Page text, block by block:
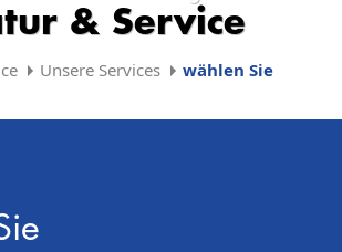
& Service
Unsere Services wählen Sie